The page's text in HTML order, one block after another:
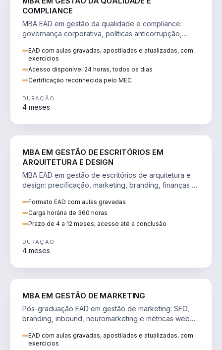
COMPLIANCE
MBA EAD em gestão da qualidade e compliance:
governança corporativa, políticas anticorrupção,
EAD com aulas gravadas, apostiladas e atualizadas, com
exercícios
Acesso disponível 24 horas, todos os dias
Certificação reconhecida pelo MEC
DURAÇÃO
4 meses
MBA EM GESTÃO DE ESCRITÓRIOS EM
ARQUITETURA E DESIGN
MBA EAD em gestão de escritórios de arquitetura e
design: precificação, marketing, branding, finanças e
Formato EAD com aulas gravadas
Carga horária de 360 horas
Prazo de 4 a 12 meses, acesso até a conclusão
DURAÇÃO
4 meses
MBA EM GESTÃO DE MARKETING
Pós-graduação EAD em gestão de marketing: SEO,
branding, inbound, neuromarketing e métricas web
EAD com aulas gravadas, apostiladas e atualizadas, com
exercícios